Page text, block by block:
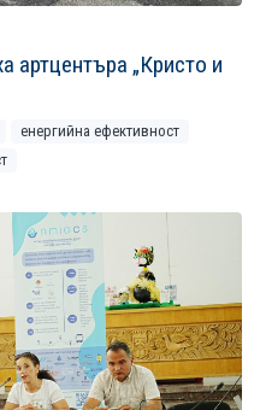
артцентъра „Кристо и
енергийна ефективност